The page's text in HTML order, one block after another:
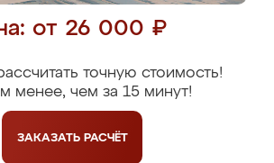
от 26 000 ₽
точную стоимость!
менее, чем за 15 минут!
ЗАКАЗАТЬ РАСЧЁТ